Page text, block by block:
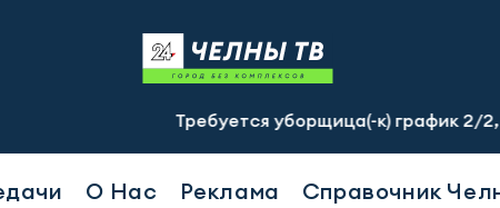
Требуется уборщица(-к) график 2/2, с 07.00 до
О Нас Реклама Справочник